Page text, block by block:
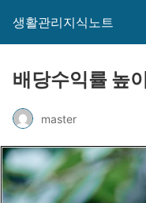
생활관리지식노트
배당수익률 높
master